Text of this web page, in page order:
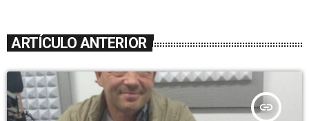
ARTÍCULO ANTERIOR
insert_link